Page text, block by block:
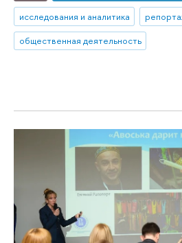
исследования и аналитика
общественная деятельность